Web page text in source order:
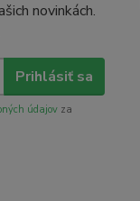
novinkách.
Prihlásiť sa
údajov za